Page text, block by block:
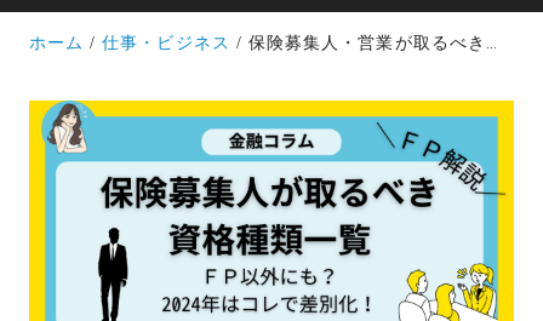
ホーム 仕事・ビジネス 保険募集人・営業が取るべき資格一覧（26種類）